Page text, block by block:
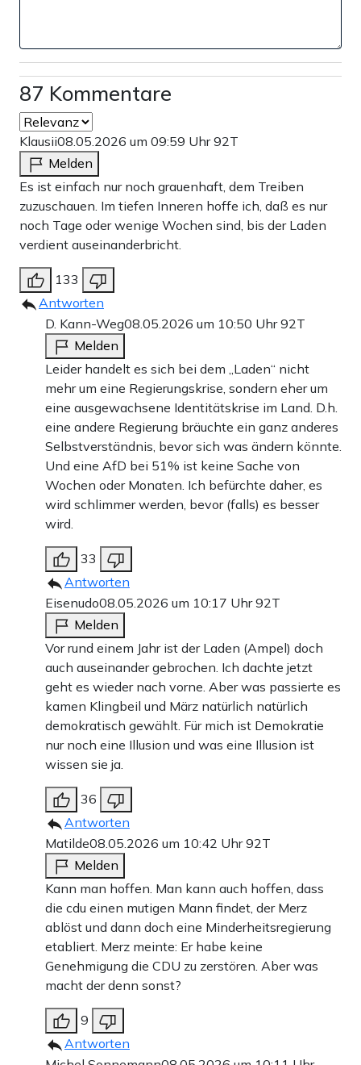
87 Kommentare
Klausii08.05.2026 um 09:59 Uhr92T
Melden
Es ist einfach nur noch grauenhaft, dem Treiben
zuzuschauen. Im tiefen Inneren hoffe ich, daß es nur
noch Tage oder wenige Wochen sind, bis der Laden
verdient auseinanderbricht.
133
Antworten
D. Kann-Weg08.05.2026 um 10:50 Uhr92T
Melden
Leider handelt es sich bei dem „Laden“ nicht
mehr um eine Regierungskrise, sondern eher um
eine ausgewachsene Identitätskrise im Land. D.h.
eine andere Regierung bräuchte ein ganz anderes
Selbstverständnis, bevor sich was ändern könnte.
Und eine AfD bei 51% ist keine Sache von
Wochen oder Monaten. Ich befürchte daher, es
wird schlimmer werden, bevor (falls) es besser
wird.
33
Antworten
Eisenudo08.05.2026 um 10:17 Uhr92T
Melden
Vor rund einem Jahr ist der Laden (Ampel) doch
auch auseinander gebrochen. Ich dachte jetzt
geht es wieder nach vorne. Aber was passierte es
kamen Klingbeil und März natürlich natürlich
demokratisch gewählt. Für mich ist Demokratie
nur noch eine Illusion und was eine Illusion ist
wissen sie ja.
36
Antworten
Matilde08.05.2026 um 10:42 Uhr92T
Melden
Kann man hoffen. Man kann auch hoffen, dass
die cdu einen mutigen Mann findet, der Merz
ablöst und dann doch eine Minderheitsregierung
etabliert. Merz meinte: Er habe keine
Genehmigung die CDU zu zerstören. Aber was
macht der denn sonst?
9
Antworten